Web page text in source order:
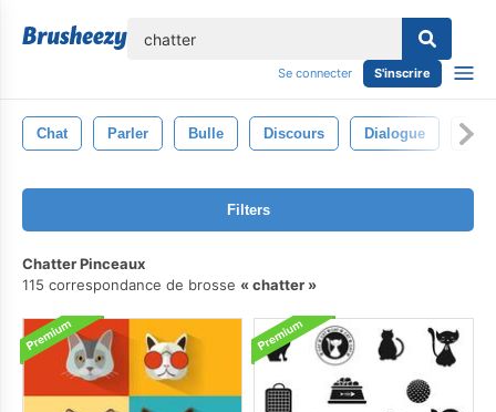
Se connecter S'inscrire
Chat Parler Bulle Discours Dialogue La
Filters
Chatter Pinceaux
115 correspondance de brosse
chatter